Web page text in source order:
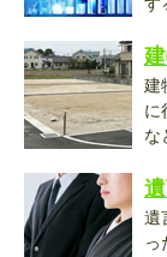
建
に
な
遺
っ